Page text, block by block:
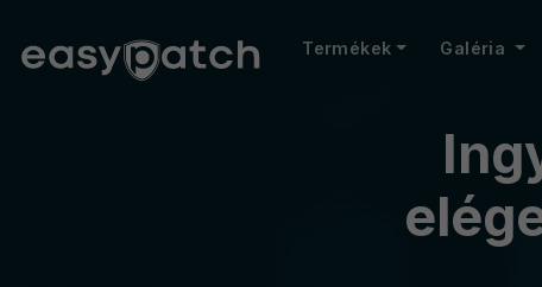
Termékek Galéria